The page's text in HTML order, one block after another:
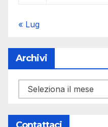
« Lug
Archivi
Archivi